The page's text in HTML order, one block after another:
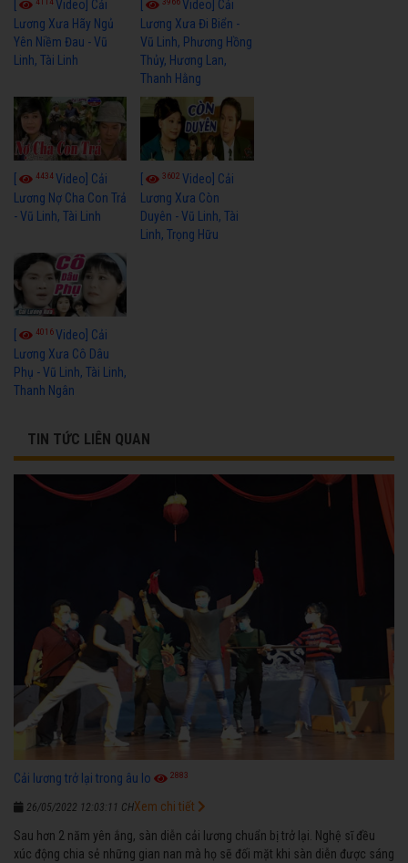
Video] Cải
Lương Xưa Hãy Ngủ
Yên Niềm Đau - Vũ
Linh, Tài Linh
Video] Cải
Lương Xưa Đi Biển -
Vũ Linh, Phương Hồng
Thủy, Hương Lan,
Thanh Hằng
4434Video] Cải
Lương Nợ Cha Con Trả
- Vũ Linh, Tài Linh
3602Video] Cải
Lương Xưa Còn
Duyên - Vũ Linh, Tài
Linh, Trọng Hữu
[ 4016Video] Cải
Lương Xưa Cô Dâu
Phụ - Vũ Linh, Tài Linh,
Thanh Ngân
TIN TỨC LIÊN QUAN
Cải lương trở lại trong âu lo 2883
26/05/2022 12:03:11 CH
Sau hơn 2 năm yên ắng, sàn diễn cải lương chuẩn bị trở lại. Nghệ sĩ đều
xúc động chia sẻ những gian nan mà họ sẽ đối mặt khi sàn diễn được sáng
Xem chi tiết